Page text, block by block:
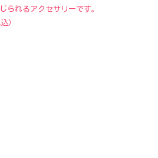
られるアクセサリーです。
）